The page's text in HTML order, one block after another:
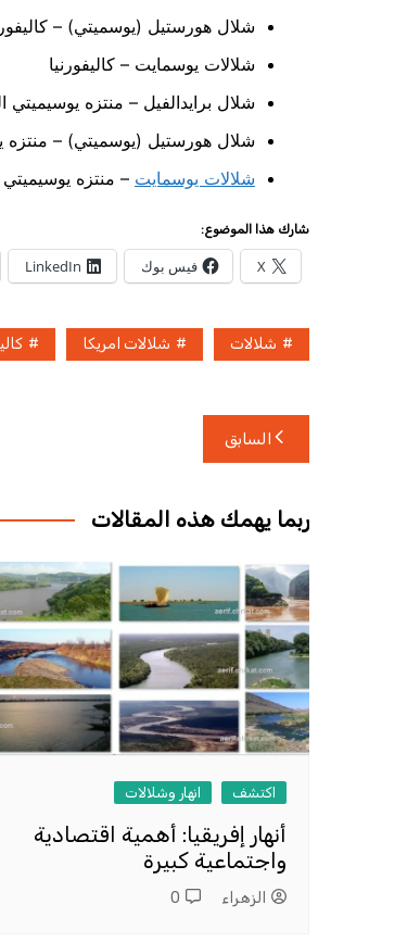
شلال هورستيل (يوسميتي) –
شلالات يوسمايت – كاليفورنيا
شلال برايدالفيل – منتزه يوسيميتي
شلال هورستيل (يوسميتي) – منتزه
شلالات يوسمايت – منتزه
شارك هذا الموضوع:
X فيس بوك LinkedIn
شلالات شلالات امريكا
تصفّح
المقالات
السابق
ربما يهمك هذه المقالات
اكتشف انهار وشلالات
أنهار إفريقيا: أهمية اقتصادية
واجتماعية كبيرة
الزهراء 0